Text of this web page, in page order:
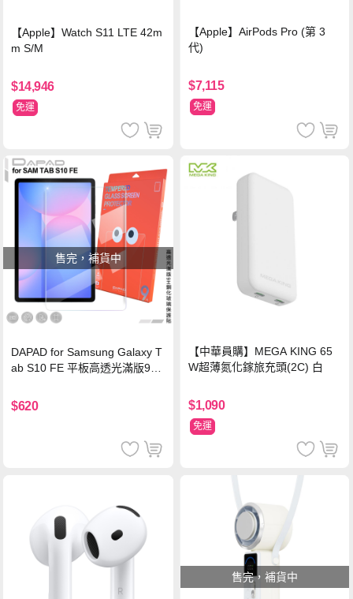
【Apple】Watch S11 LTE 42m
m S/M
$14,946
免運
【Apple】AirPods Pro (第 3
代)
$7,115
免運
售完，補貨中
DAPAD for Samsung Galaxy T
ab S10 FE 平板高透光滿版9H
$620
【中華員購】MEGA KING 65
W超薄氮化鎵旅充頭(2C) 白
$1,090
免運
售完，補貨中